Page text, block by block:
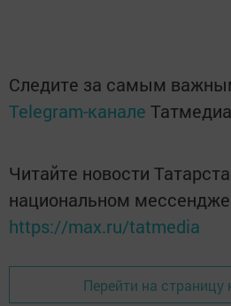
Следите за самым
Telegram-канале Татмедиа
Читайте новости
национальном
https://max.ru/tatmedia
Перейти на страницу